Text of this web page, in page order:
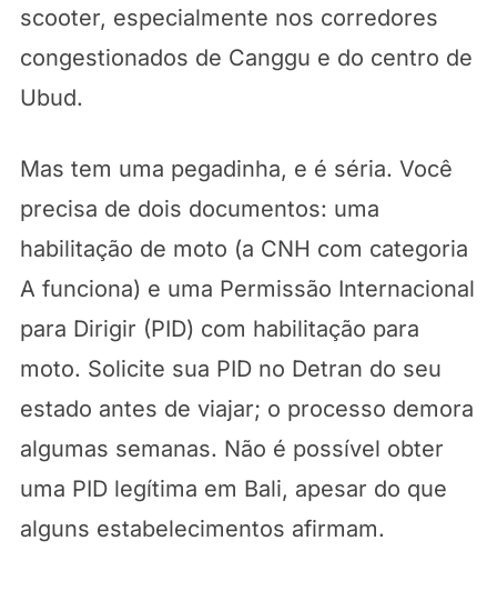
scooter, especialmente nos corredores
congestionados de Canggu e do centro de
Ubud.
Mas tem uma pegadinha, e é séria. Você
precisa de dois documentos: uma
habilitação de moto (a CNH com categoria
A funciona) e uma Permissão Internacional
para Dirigir (PID) com habilitação para
moto. Solicite sua PID no Detran do seu
estado antes de viajar; o processo demora
algumas semanas. Não é possível obter
uma PID legítima em Bali, apesar do que
alguns estabelecimentos afirmam.